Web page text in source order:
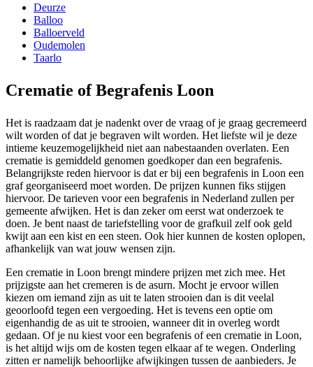
Deurze
Balloo
Balloerveld
Oudemolen
Taarlo
Crematie of Begrafenis Loon
Het is raadzaam dat je nadenkt over de vraag of je graag gecremeerd
wilt worden of dat je begraven wilt worden. Het liefste wil je deze
intieme keuzemogelijkheid niet aan nabestaanden overlaten. Een
crematie is gemiddeld genomen goedkoper dan een begrafenis.
Belangrijkste reden hiervoor is dat er bij een begrafenis in Loon een
graf georganiseerd moet worden. De prijzen kunnen fiks stijgen
hiervoor. De tarieven voor een begrafenis in Nederland zullen per
gemeente afwijken. Het is dan zeker om eerst wat onderzoek te
doen. Je bent naast de tariefstelling voor de grafkuil zelf ook geld
kwijt aan een kist en een steen. Ook hier kunnen de kosten oplopen,
afhankelijk van wat jouw wensen zijn.
Een crematie in Loon brengt mindere prijzen met zich mee. Het
prijzigste aan het cremeren is de asurn. Mocht je ervoor willen
kiezen om iemand zijn as uit te laten strooien dan is dit veelal
geoorloofd tegen een vergoeding. Het is tevens een optie om
eigenhandig de as uit te strooien, wanneer dit in overleg wordt
gedaan. Of je nu kiest voor een begrafenis of een crematie in Loon,
is het altijd wijs om de kosten tegen elkaar af te wegen. Onderling
zitten er namelijk behoorlijke afwijkingen tussen de aanbieders. Je